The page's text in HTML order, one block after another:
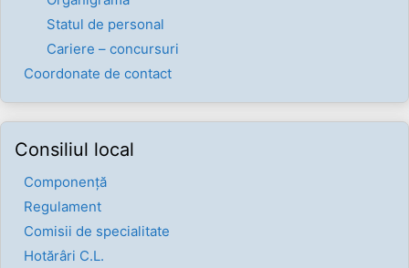
Statul de personal
Cariere – concursuri
Coordonate de contact
Consiliul local
Componenţă
Regulament
Comisii de specialitate
Hotărâri C.L.